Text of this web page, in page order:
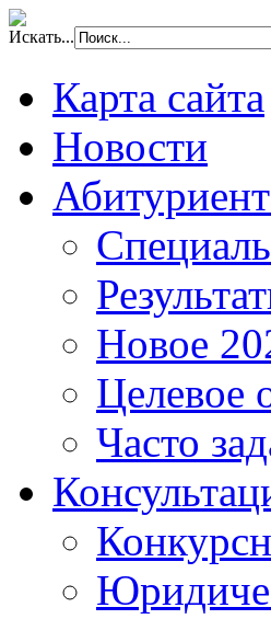
Искать...
Карта сайта
Новости
Новое
Целевое
Часто